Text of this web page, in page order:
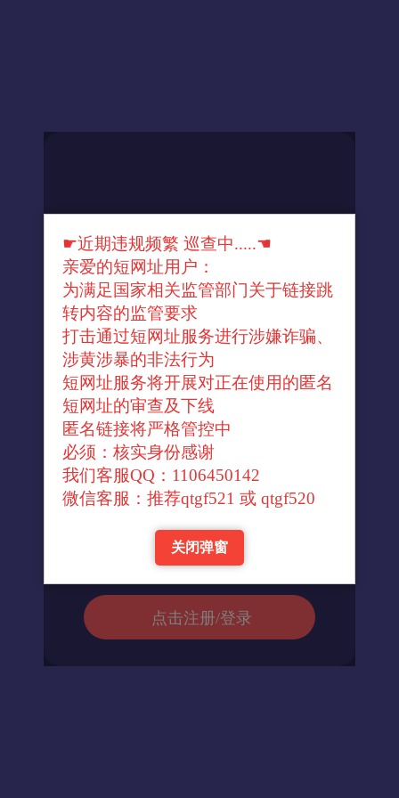
☛近期违规频繁 巡查中.....☚
亲爱的短网址用户：
为满足国家相关监管部门关于链接跳
转内容的监管要求
打击通过短网址服务进行涉嫌诈骗、
涉黄涉暴的非法行为
短网址服务将开展对正在使用的匿名
短网址的审查及下线
匿名链接将严格管控中
必须：核实身份感谢
我们客服QQ：1106450142
微信客服：推荐qtgf521 或 qtgf520
关闭弹窗
↓官方转换域名↓
进入url
返回首页
点击注册/登录